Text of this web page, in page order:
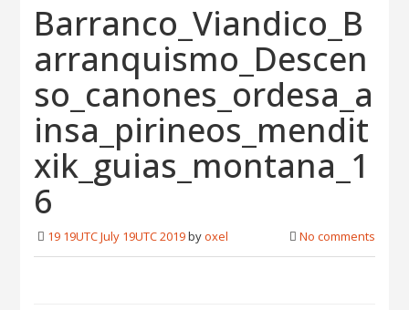
Barranco_Viandico_B
arranquismo_Descen
so_canones_ordesa_a
insa_pirineos_mendit
xik_guias_montana_1
6
19 19UTC July 19UTC 2019byoxel No comments